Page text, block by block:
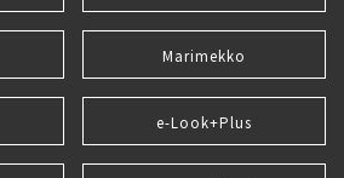
Marimekko
e-Look+Plus